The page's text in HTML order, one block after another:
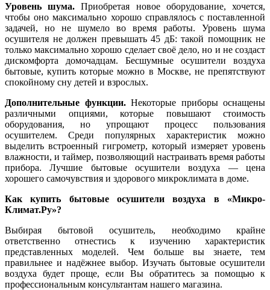
Уровень шума. Приобретая новое оборудование, хочется,
чтобы оно максимально хорошо справлялось с поставленной
задачей, но не шумело во время работы. Уровень шума
осушителя не должен превышать 45 дБ: такой помощник не
только максимально хорошо сделает своё дело, но и не создаст
дискомфорта домочадцам. Бесшумные осушители воздуха
бытовые, купить которые можно в Москве, не препятствуют
спокойному сну детей и взрослых.
Дополнительные функции.Некоторые приборы оснащены
различными опциями, которые повышают стоимость
оборудования, но упрощают процесс пользования
осушителем. Среди популярных характеристик можно
выделить встроенный гигрометр, который измеряет уровень
влажности, и таймер, позволяющий настраивать время работы
прибора. Лучшие бытовые осушители воздуха — цена
хорошего самочувствия и здорового микроклимата в доме.
Как купить бытовые осушители воздуха в «Микро-
Климат.Ру»?
Выбирая бытовой осушитель, необходимо крайне
ответственно отнестись к изучению характеристик
представленных моделей. Чем больше вы знаете, тем
правильнее и надёжнее выбор. Изучать бытовые осушители
воздуха будет проще, если Вы обратитесь за помощью к
профессиональным консультантам нашего магазина.